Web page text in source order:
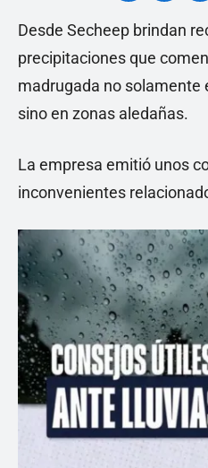
Desde Secheep brindan
precipitaciones que
madrugada no solamente
sino en zonas aledañas.
La empresa emitió unos
inconvenientes